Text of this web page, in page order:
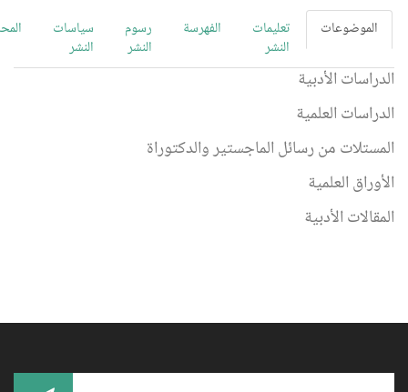
الموضوعات
تعليمات
النشر
الفهرسة
رسوم
النشر
سياسات
النشر
الدراسات الأدبية
الدراسات العلمية
المستلات من رسائل الماجستير والدكتوراة
الأوراق العلمية
المقالات الأدبية